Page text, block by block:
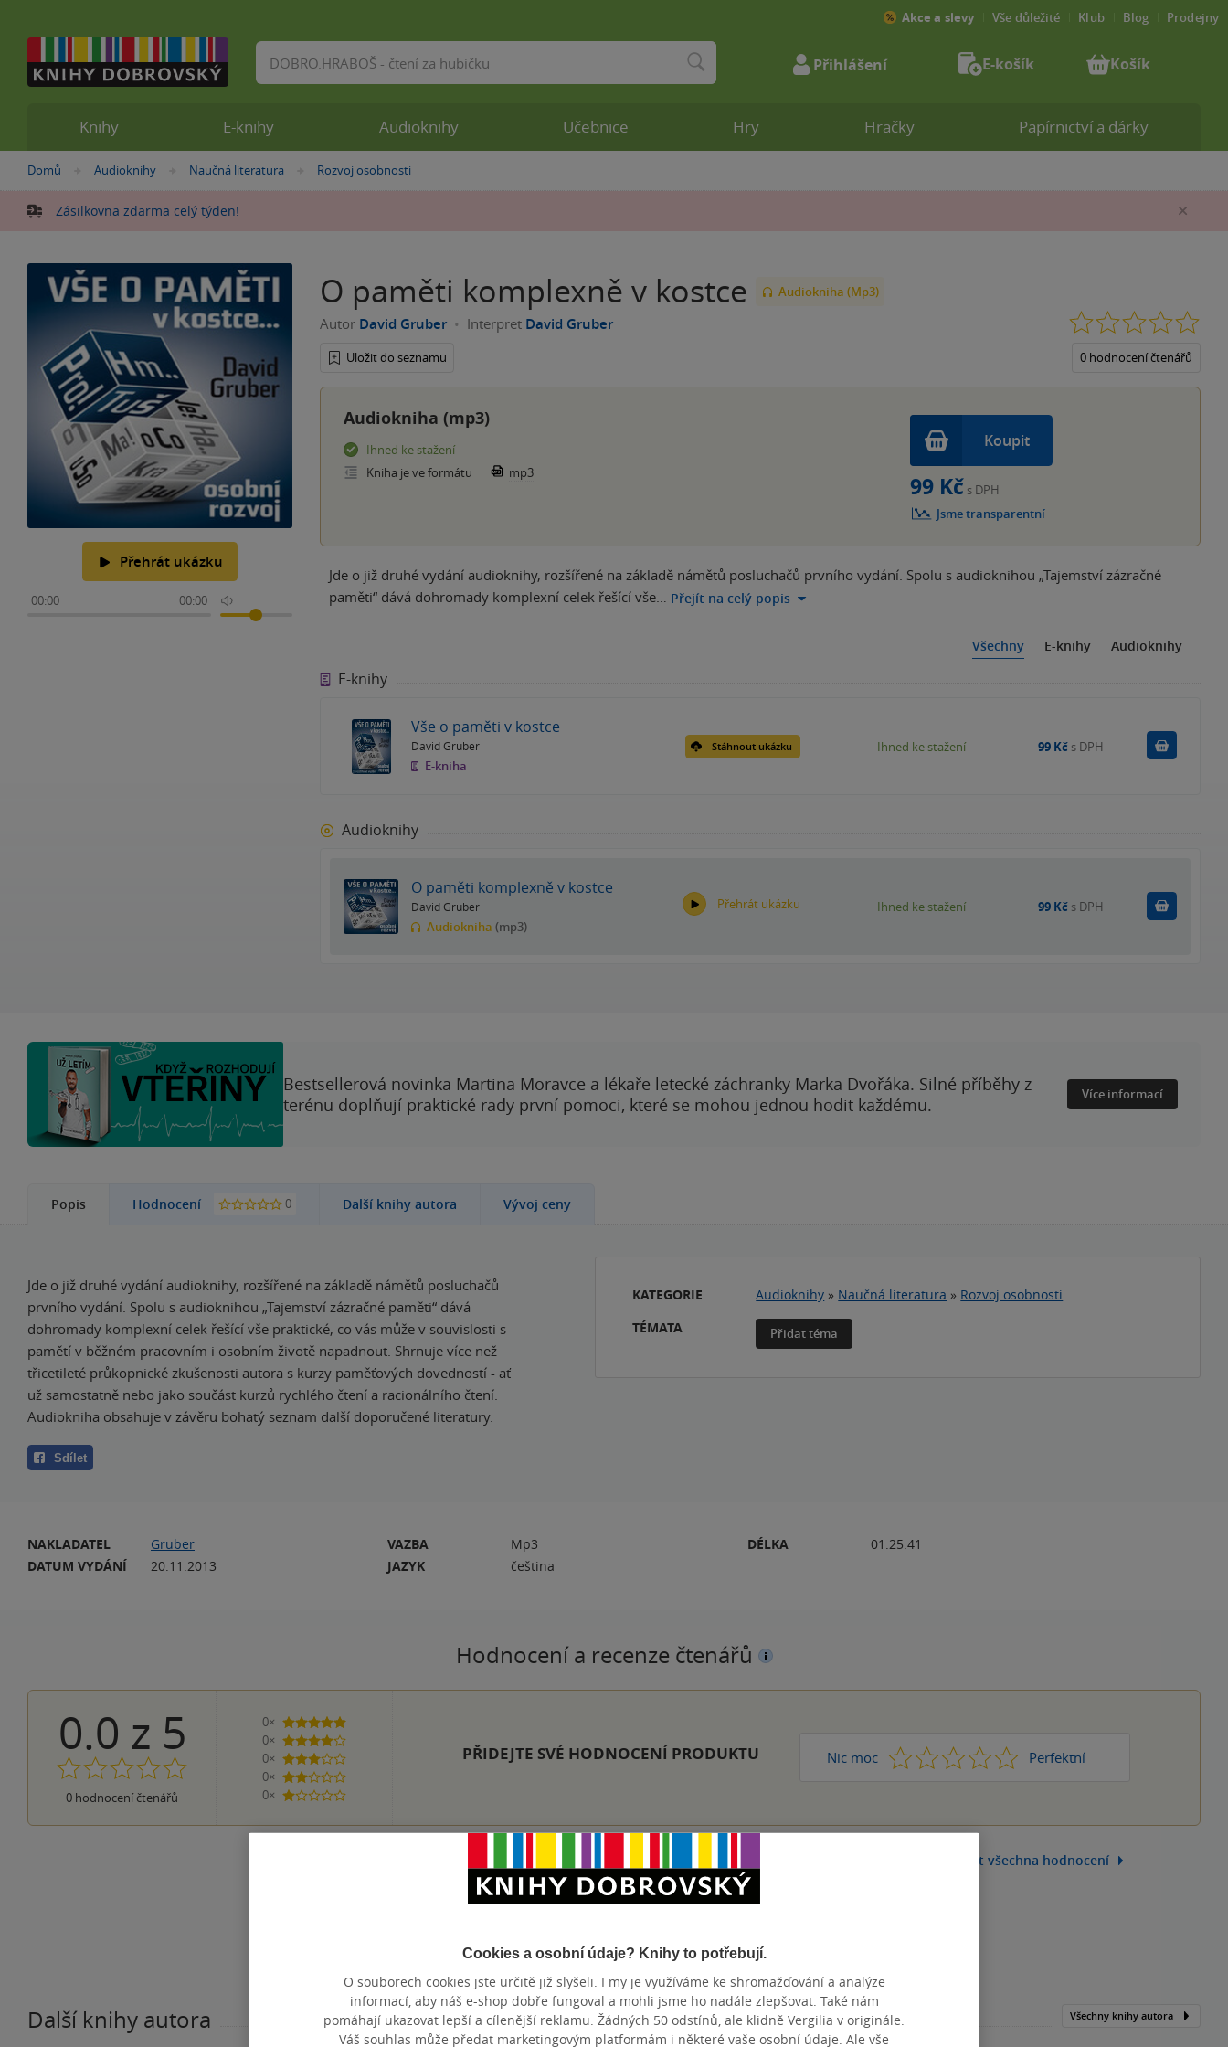
Nacházíte
zde:
Domů »Audioknihy »
Naučná literatura »
Rozvoj osobnosti
Zásilkovna zdarma celý týden!
Přehrát ukázku
00:00 00:00
O paměti komplexně v kostce Audiokniha (Mp3)
Autor David Gruber Interpret David Gruber
Uložit do seznamu 0 hodnocení čtenářů
Audiokniha (mp3)
Ihned ke stažení
Kniha je ve formátu
mp3
Koupit
99 Kč s DPH
Jsme transparentní
Jde o již druhé vydání audioknihy, rozšířené na základě námětů posluchačů prvního vydání. Spolu s audioknihou „Tajemství zázračné
paměti“ dává dohromady komplexní celek řešící vše… Přejít na celý popis
Všechny E-knihy Audioknihy
E-knihy
Vše o paměti v kostce
David Gruber
E-kniha
Stáhnout ukázku Ihned ke stažení 99 Kč s DPH Koupit
Audioknihy
O paměti komplexně v kostce
David Gruber
Audiokniha (mp3)
Přehrát ukázku Ihned ke stažení 99 Kč s DPH Koupit
Bestsellerová novinka Martina Moravce a lékaře letecké záchranky Marka Dvořáka. Silné příběhy z
terénu doplňují praktické rady první pomoci, které se mohou jednou hodit každému.
Více informací
Popis Hodnocení 0 Další knihy autora Vývoj ceny
Jde o již druhé vydání audioknihy, rozšířené na základě námětů posluchačů
prvního vydání. Spolu s audioknihou „Tajemství zázračné paměti“ dává
dohromady komplexní celek řešící vše praktické, co vás může v souvislosti s
pamětí v běžném pracovním i osobním životě napadnout. Shrnuje více než
třicetileté průkopnické zkušenosti autora s kurzy paměťových dovedností - ať
už samostatně nebo jako součást kurzů rychlého čtení a racionálního čtení.
Audiokniha obsahuje v závěru bohatý seznam další doporučené literatury.
Sdílet
KATEGORIE Audioknihy » Naučná literatura » Rozvoj osobnosti
TÉMATA
Přidat téma
NAKLADATEL
Gruber
DATUM VYDÁNÍ
20.11.2013
VAZBA
Mp3
JAZYK
čeština
DÉLKA 01:25:41
Hodnocení a recenze čtenářů
0.0 z 5
0 hodnocení čtenářů
0×
5 hvězdiček
0×
4 hvězdičky
0×
3 hvězdičky
0×
2 hvězdičky
0×
1 hvezdička
PŘIDEJTE SVÉ HODNOCENÍ PRODUKTU Nic moc 1 2 3 4 Perfektní
5
Zobrazit všechna hodnocení
Další knihy autora Všechny knihy autora
Knihy E-knihy Audioknihy Učebnice Hry Hračky Papírnictví a dárky
Akce a slevy Vše důležité Klub Blog Prodejny
Vyhledávání Přihlášení E-košík Košík
Cookies a osobní údaje? Knihy to potřebují.
O souborech cookies jste určitě již slyšeli. I my je využíváme ke shromažďování a analýze
informací, aby náš e-shop dobře fungoval a mohli jsme ho nadále zlepšovat. Také nám
pomáhají ukazovat lepší a cílenější reklamu. Žádných 50 odstínů, ale klidně Vergilia v originále.
Váš souhlas může předat marketingovým platformám i některé vaše osobní údaje. Ale vše